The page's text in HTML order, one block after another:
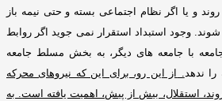
و یا اگر نظام اجتماعی بسته و حتی نیمه باز
وجود استبداد استقرار نمی جوید اگر روابط
با جامعه های دیگر، به بخش مسلط جامعه
ندهد
از این رو، برای این که نیروهای محرکه
استقلال، بیش از پیش، اهمیت یافته است. به